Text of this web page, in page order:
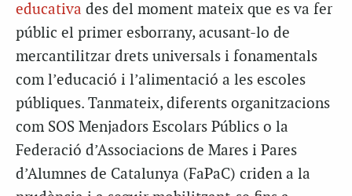
educativa des del moment mateix que es va fer
públic el primer esborrany, acusant-lo de
mercantilitzar drets universals i fonamentals
com l’educació i l’alimentació a les escoles
públiques. Tanmateix, diferents organitzacions
com SOS Menjadors Escolars Públics o la
Federació d’Associacions de Mares i Pares
d’Alumnes de Catalunya (FaPaC) criden a la